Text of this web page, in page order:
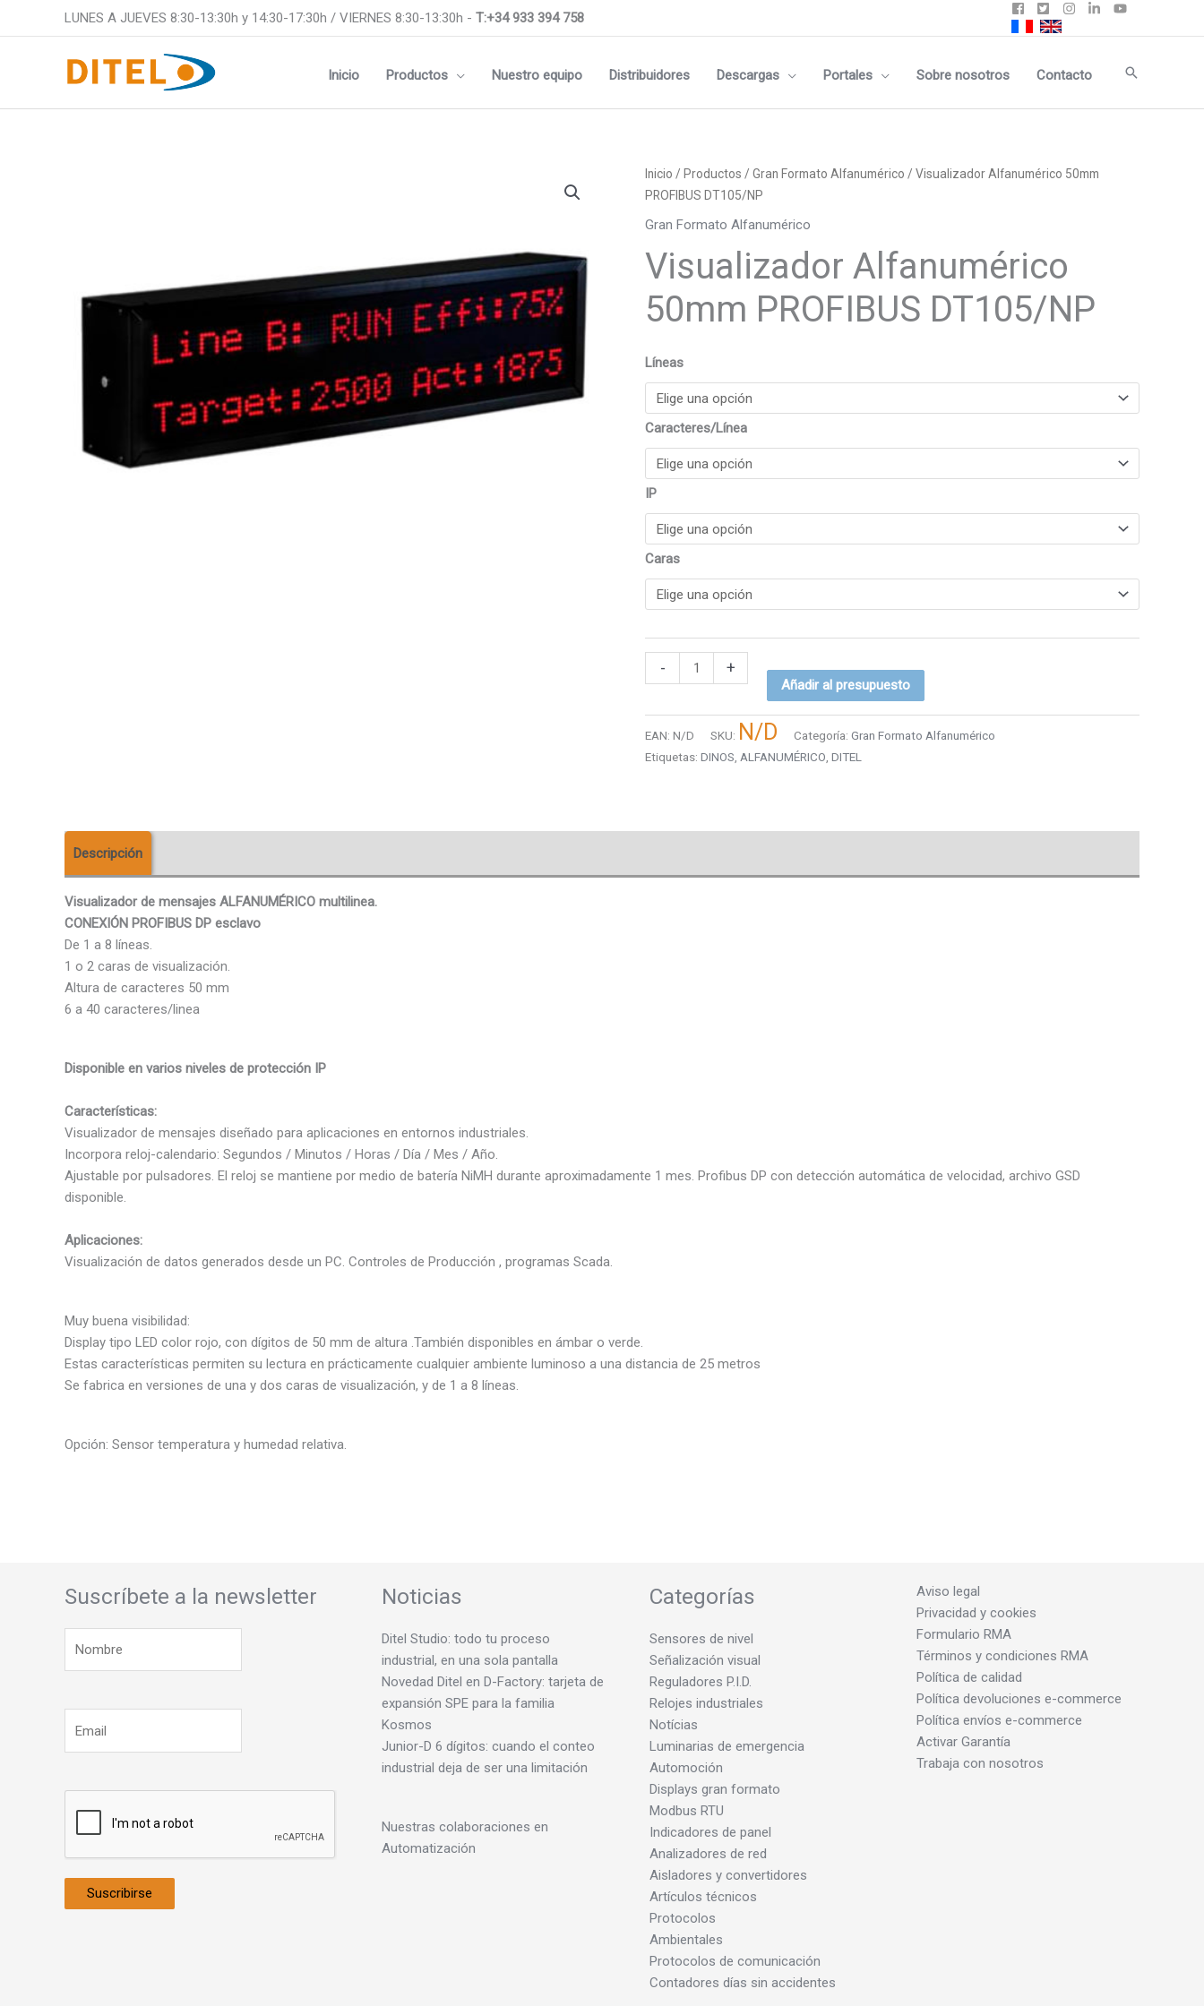
LUNES A JUEVES 8:30-13:30h y 14:30-17:30h / VIERNES 8:30-13:30h - T:+34 933 394 758
Inicio Productos Nuestro equipo Distribuidores Descargas Portales Sobre nosotros Contacto Buscar
Inicio / Productos / Gran Formato Alfanumérico / Visualizador Alfanumérico 50mm
PROFIBUS DT105/NP
Gran Formato Alfanumérico
Visualizador Alfanumérico
50mm PROFIBUS DT105/NP
Líneas
Caracteres/Línea
IP
Caras
-
Visualizador
Alfanumérico
50mm
DT105/NP
cantidad
+
Añadir al presupuesto
EAN: N/D SKU: N/D Categoría: Gran Formato Alfanumérico
Etiquetas: DINOS ALFANUMÉRICO DITEL
Descripción
Visualizador de mensajes ALFANUMÉRICO multilinea.
CONEXIÓN PROFIBUS DP esclavo
De 1 a 8 líneas.
1 o 2 caras de visualización.
Altura de caracteres 50 mm
6 a 40 caracteres/linea
Disponible en varios niveles de protección IP
Características:
Visualizador de mensajes diseñado para aplicaciones en entornos industriales.
Incorpora reloj-calendario: Segundos / Minutos / Horas / Día / Mes / Año.
Ajustable por pulsadores. El reloj se mantiene por medio de batería NiMH durante aproximadamente 1 mes. Profibus DP con detección automática de velocidad, archivo GSD
disponible.
Aplicaciones:
Visualización de datos generados desde un PC. Controles de Producción , programas Scada.
Muy buena visibilidad:
Display tipo LED color rojo, con dígitos de 50 mm de altura .También disponibles en ámbar o verde.
Estas características permiten su lectura en prácticamente cualquier ambiente luminoso a una distancia de 25 metros
Se fabrica en versiones de una y dos caras de visualización, y de 1 a 8 líneas.
Opción: Sensor temperatura y humedad relativa.
Suscríbete a la newsletter
Suscribirse
Noticias
Ditel Studio: todo tu proceso
industrial, en una sola pantalla
Novedad Ditel en D-Factory: tarjeta de
expansión SPE para la familia
Kosmos
Junior-D 6 dígitos: cuando el conteo
industrial deja de ser una limitación
Nuestras colaboraciones en
Automatización
Categorías
Sensores de nivel
Señalización visual
Reguladores P.I.D.
Relojes industriales
Notícias
Luminarias de emergencia
Automoción
Displays gran formato
Modbus RTU
Indicadores de panel
Analizadores de red
Aisladores y convertidores
Artículos técnicos
Protocolos
Ambientales
Protocolos de comunicación
Contadores días sin accidentes
Aviso legal
Privacidad y cookies
Formulario RMA
Términos y condiciones RMA
Política de calidad
Política devoluciones e-commerce
Política envíos e-commerce
Activar Garantía
Trabaja con nosotros